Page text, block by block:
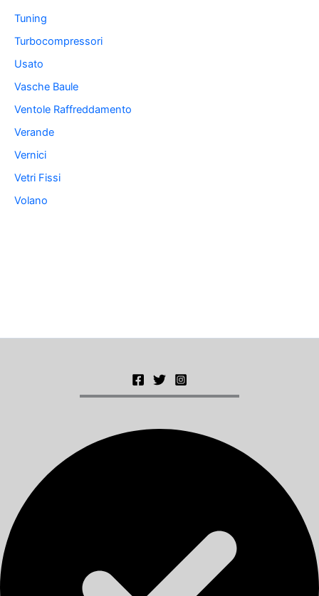
Tuning
Turbocompressori
Usato
Vasche Baule
Ventole Raffreddamento
Verande
Vernici
Vetri Fissi
Volano